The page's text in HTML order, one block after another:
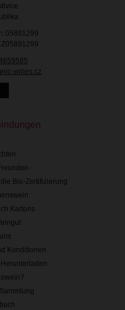
05891299
wines.cz
Bio-Zertifizierung
Kartons
Konditionen